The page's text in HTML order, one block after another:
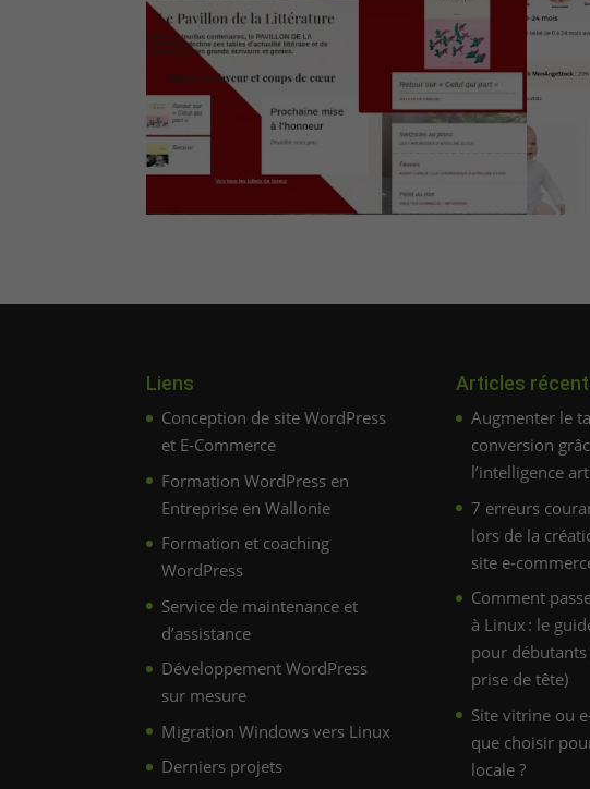
Liens
Conception de site WordPress
et E-Commerce
Formation WordPress en
Entreprise en Wallonie
Formation et coaching
WordPress
Service de maintenance et
d’assistance
Développement WordPress
sur mesure
Migration Windows vers Linux
Derniers projets
Articles
Augmenter le
conversion
l’intelligence
7 erreurs
lors de la
site e-
Comment
à Linux : le
pour débutants
prise de tête)
Site vitrine ou
que choisir
locale ?